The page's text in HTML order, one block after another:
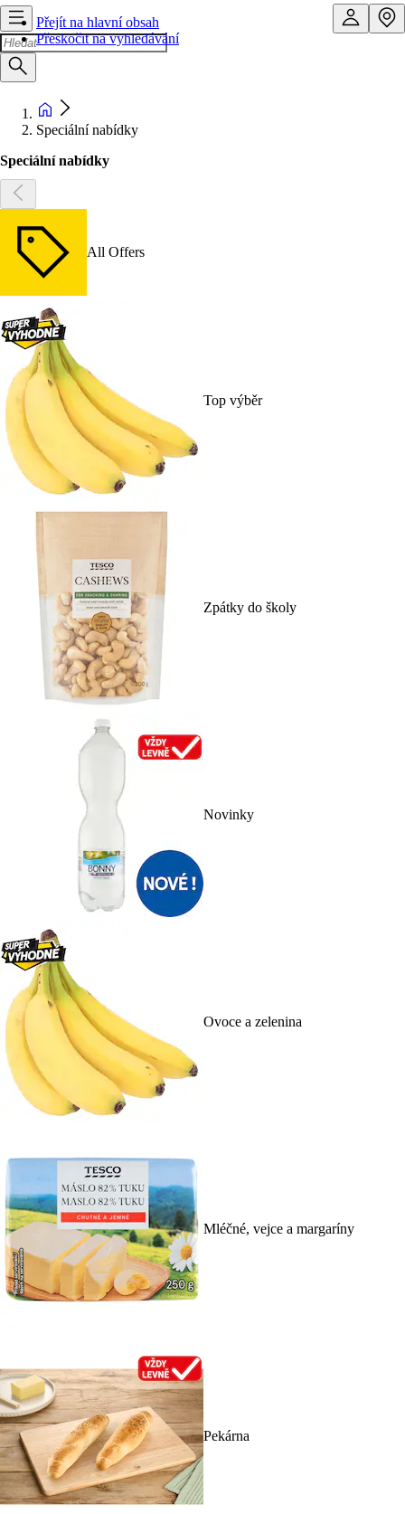
Přejít na hlavní obsah
Přeskočit na vyhledávání
Speciální nabídky
Speciální nabídky
All Offers
Top výběr
Zpátky do školy
Novinky
Ovoce a zelenina
Mléčné, vejce a margaríny
Pekárna